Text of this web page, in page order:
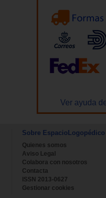
Ver ayuda
Sobre EspacioLogopédico
Quienes somos
Aviso Legal
Colabora con nosotros
Contacta
ISSN 2013-0627
Gestionar cookies